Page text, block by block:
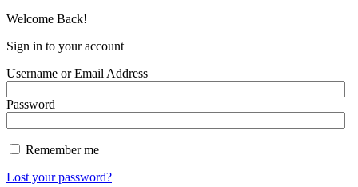
Welcome Back!
Sign in to your account
Username or Email Address
Password
Remember me
Lost your password?